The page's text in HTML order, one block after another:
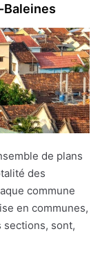
Baleines
de plans
des
commune
en communes,
sections, sont,